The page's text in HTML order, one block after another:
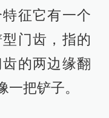
征它有一个
门齿，指的
的两边缘翻
把铲子。